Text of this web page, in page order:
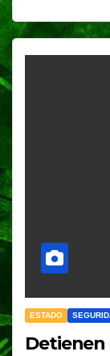
ESTADO
Detienen